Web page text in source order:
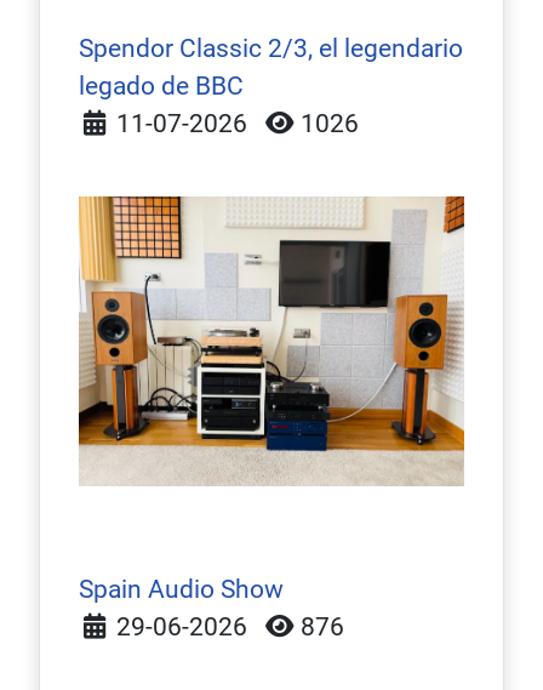
Spendor Classic 2/3, el legendario
legado de BBC
Detalles
11-07-2026 1026
Spain Audio Show
Detalles
29-06-2026 876